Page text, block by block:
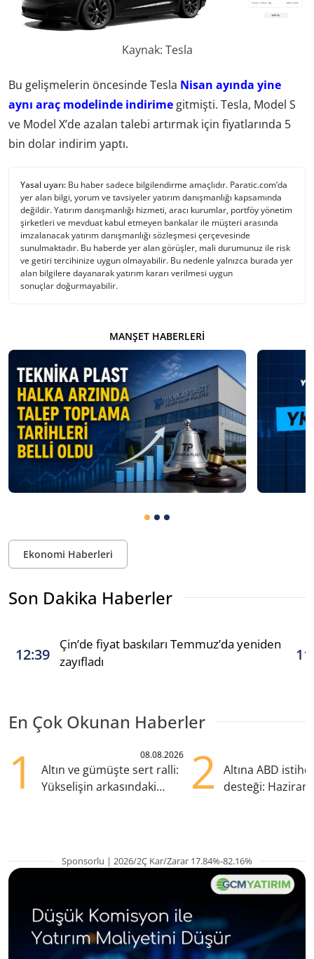
Kaynak: Tesla
Bu gelişmelerin öncesinde Tesla Nisan ayında yine
aynı araç modelinde indirime gitmişti. Tesla, Model S
ve Model X’de azalan talebi artırmak için fiyatlarında 5
bin dolar indirim yaptı.
Yasal uyarı: Bu haber sadece bilgilendirme amaçlıdır. Paratic.com’da
yer alan bilgi, yorum ve tavsiyeler yatırım danışmanlığı kapsamında
değildir. Yatırım danışmanlığı hizmeti, aracı kurumlar, portföy yönetim
şirketleri ve mevduat kabul etmeyen bankalar ile müşteri arasında
imzalanacak yatırım danışmanlığı sözleşmesi çerçevesinde
sunulmaktadır. Bu haberde yer alan görüşler, mali durumunuz ile risk
ve getiri tercihinize uygun olmayabilir. Bu nedenle yalnızca burada yer
alan bilgilere dayanarak yatırım kararı verilmesi uygun
sonuçlar doğurmayabilir.
MANŞET HABERLERI
Ekonomi Haberleri
Son Dakika Haberler
12:39
Çin’de fiyat baskıları Temmuz’da yeniden
zayıfladı
En Çok Okunan Haberler
1 08.08.2026
Altın ve gümüşte sert ralli:
Yükselişin arkasındaki
2
Altına ABD
desteği:
Sponsorlu | 2026/2Ç Kar/Zarar 17.84%-82.16%